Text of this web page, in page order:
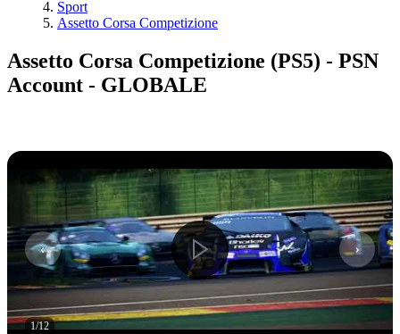
Sport
Assetto Corsa Competizione
Assetto Corsa Competizione (PS5) - PSN
Account - GLOBALE
1/12